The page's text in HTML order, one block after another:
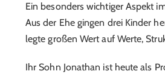
Ein besonders wichtiger Aspekt
Aus der Ehe gingen drei Kinder
legte großen Wert auf Werte,
Ihr Sohn Jonathan ist heute als